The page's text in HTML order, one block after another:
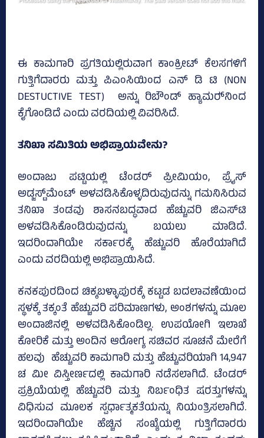
ಈ ಕಾಮಗಾರಿ ಪ್ರಗತಿಯಲ್ಲಿರುವಾಗ ಕಾಂಕ್ರೀಟ್‌ ಕೆಲಸಗಳಿಗೆ
ಗುತ್ತಿಗೆದಾರರು ಮತ್ತು ಪಿಎಂಸಿಯಿಂದ ಎನ್‌ ಡಿ ಟಿ (NON
DESTUCTIVE TEST) ಅನ್ನು ರಿಬೌಂಡ್‌ ಹ್ಯಾಮರ್‍‌ನಿಂದ
ಕೈಗೊಂಡಿದೆ ಎಂದು ವರದಿಯಲ್ಲಿ ವಿವರಿಸಿದೆ.
ತನಿಖಾ ಸಮಿತಿಯ ಅಭಿಪ್ರಾಯವೇನು?
ಅಂದಾಜು ಪಟ್ಟಿಯಲ್ಲಿ ಟೆಂಡರ್ ಪ್ರೀಮಿಯಂ, ಪ್ರೈಸ್‌
ಅಡ್ಜಸ್ಟ್‌ಮೆಂಟ್‌ ಅಳವಡಿಸಿಕೊಳ್ಳದಿರುವುದನ್ನು ಗಮನಿಸಿರುವ
ತನಿಖಾ ತಂಡವು ಶಾಸನಬದ್ಧವಾದ ಹೆಚ್ಚುವರಿ ಜಿಎಸ್‌ಟಿ
ಅಳವಡಿಸಿಕೊಂಡಿರುವುದನ್ನು ಬಯಲು ಮಾಡಿದೆ.
ಇದರಿಂದಾಗಿಯೇ ಸರ್ಕಾರಕ್ಕೆ ಹೆಚ್ಚುವರಿ ಹೊರೆಯಾಗಿದೆ
ಎಂದು ವರದಿಯಲ್ಲಿ ಅಭಿಪ್ರಾಯಿಸಿದೆ.
ಕನಕಪುರದಿಂದ ಚಿಕ್ಕಬಳ್ಳಾಪುರಕ್ಕೆ ಕಟ್ಟಡ ಬದಲಾವಣೆಯಿಂದ
ಸ್ಥಳಕ್ಕೆ ತಕ್ಕಂತೆ ಹೆಚ್ಚುವರಿ ಪರಿಮಾಣಗಳು, ಅಂಶಗಳನ್ನು ಮೂಲ
ಅಂದಾಜಿನಲ್ಲಿ ಅಳವಡಿಸಿಕೊಂಡಿಲ್ಲ. ಉಪಯೋಗಿ ಇಲಾಖೆ
ಕೋರಿಕೆ ಮತ್ತು ಅಂದಿನ ಆರೋಗ್ಯ ಸಚಿವರ ಸೂಚನೆ ಮೇರೆಗೆ
ಹಲವು ಹೆಚ್ಚುವರಿ ಕಾಮಗಾರಿ ಮತ್ತು ಹೆಚ್ಚುವರಿಯಾಗಿ 14,947
ಚ ಮೀ ವಿಸ್ತೀರ್ಣದಲ್ಲಿ ಕಾಮಗಾರಿ ನಡೆಸಲಾಗಿದೆ. ಟೆಂಡರ್
ಪ್ರಕ್ರಿಯೆಯಲ್ಲಿ ಹೆಚ್ಚುವರಿ ಮತ್ತು ನಿರ್ಬಂಧಿತ ಷರತ್ತುಗಳನ್ನು
ವಿಧಿಸುವ ಮೂಲಕ ಸ್ಪರ್ಧಾತ್ಮಕತೆಯನ್ನು ನಿಯಂತ್ರಿಸಲಾಗಿದೆ.
ಇದರಿಂದಾಗಿಯೇ ಹೆಚ್ಚಿನ ಸಂಖ್ಯೆಯಲ್ಲಿ ಗುತ್ತಿಗೆದಾರರು